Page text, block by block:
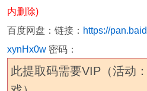
内删除)
百度网盘：链接： https://
xynHx0w密码：
此提取码需要VIP（活动